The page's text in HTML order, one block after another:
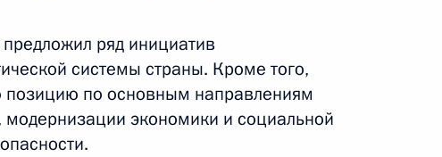
Статьи ряд инициатив
системы страны. Кроме того,
позицию по основным направлениям
экономики и социальной